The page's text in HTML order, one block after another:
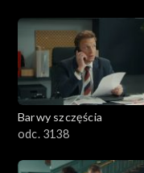
Barwy szczęścia
odc. 3138